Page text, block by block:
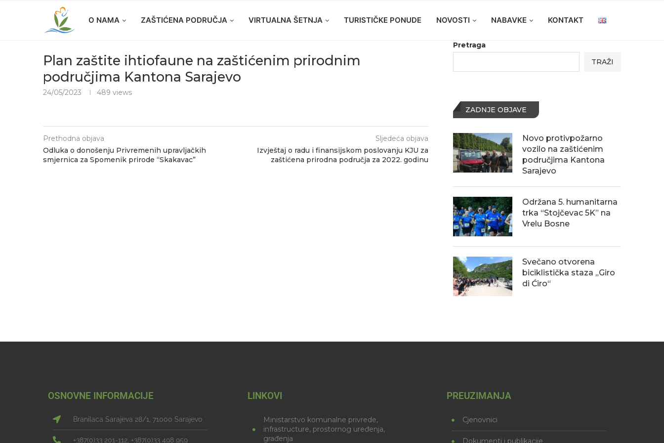
O NAMA ZAŠTIĆENA PODRUČJA VIRTUALNA ŠETNJA TURISTIČKE PONUDE NOVOSTI NABAVKE KONTAKT
Plan zaštite ihtiofaune na zaštićenim prirodnim
područjima Kantona Sarajevo
24/05/2023 489 views
Prethodna objava
Odluka o donošenju Privremenih upravljačkih
smjernica za Spomenik prirode “Skakavac”
Sljedeća objava
Izvještaj o radu i finansijskom poslovanju KJU za
zaštićena prirodna područja za 2022. godinu
Pretraga
TRAŽI
ZADNJE OBJAVE
Novo protivpožarno
vozilo na zaštićenim
područjima Kantona
Sarajevo
Održana 5. humanitarna
trka “Stojčevac 5K” na
Vrelu Bosne
Svečano otvorena
biciklistička staza „Giro
di Ćiro“
OSNOVNE INFORMACIJE
Branilaca Sarajeva 28/1, 71000 Sarajevo
+387(0)33 201-112, +387(0)33 498 959
LINKOVI
Ministarstvo komunalne privrede,
infrastructure, prostornog uređenja,
građenja
PREUZIMANJA
Cjenovnici
Dokumenti i publikacije